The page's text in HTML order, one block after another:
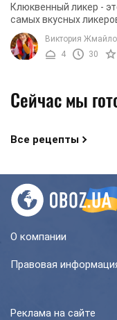
Клюквенный ликер -
самых вкусных
присущая клюкве,
напиток, и позволяет
особенно вкусным. ...
Виктория Жмайло
4
30
Сейчас мы
Все рецепты
О компании
Правовая
Реклама на сайте